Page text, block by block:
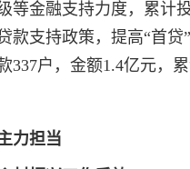
等金融支持力度，累计
款支持政策，提高“首
337户，金额1.4亿元，
力担当